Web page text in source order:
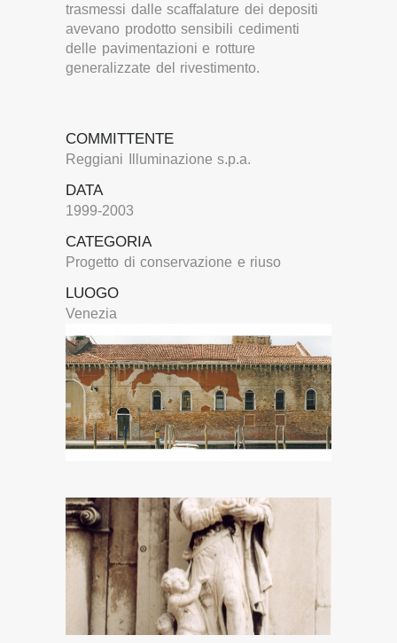
trasmessi dalle scaffalature dei depositi
avevano prodotto sensibili cedimenti
delle pavimentazioni e rotture
generalizzate del rivestimento.
COMMITTENTE
Reggiani Illuminazione s.p.a.
DATA
1999-2003
CATEGORIA
Progetto di conservazione e riuso
LUOGO
Venezia